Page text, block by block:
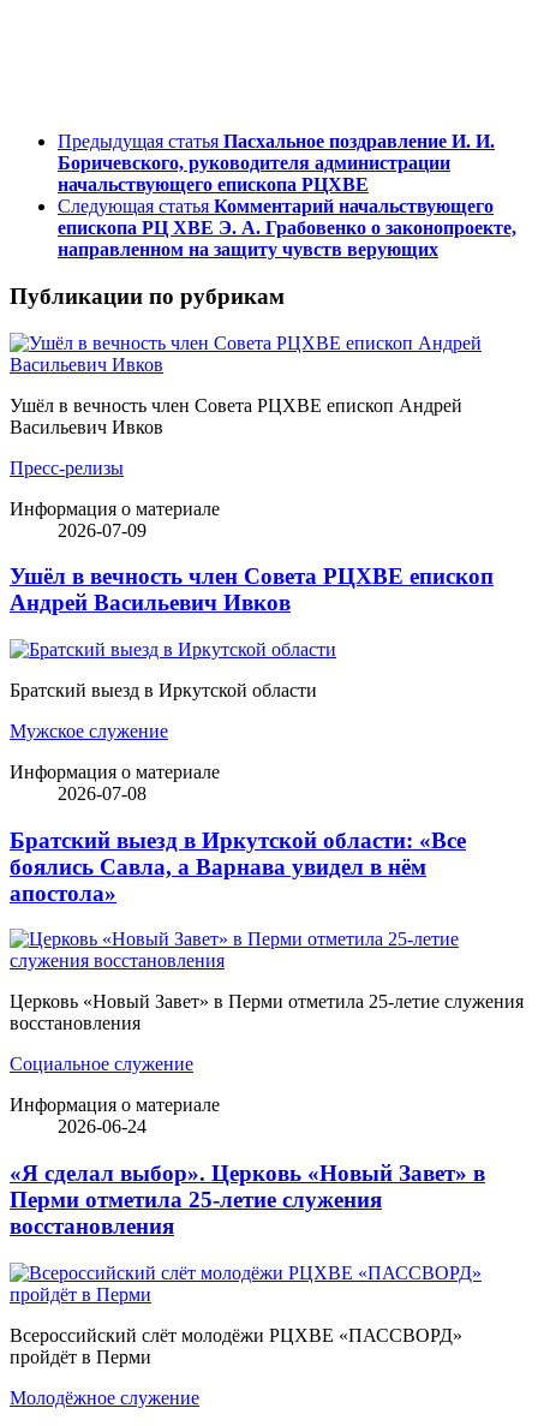
Предыдущая статья Пасхальное поздравление И. И.
Боричевского, руководителя администрации
начальствующего епископа РЦХВЕ
Следующая статья Комментарий начальствующего
епископа РЦ ХВЕ Э. А. Грабовенко о законопроекте,
направленном на защиту чувств верующих
Публикации по рубрикам
Ушёл в вечность член Совета РЦХВЕ епископ Андрей
Васильевич Ивков
Пресс-релизы
Информация о материале
2026-07-09
Ушёл в вечность член Совета РЦХВЕ епископ
Андрей Васильевич Ивков
Братский выезд в Иркутской области
Мужское служение
Информация о материале
2026-07-08
Братский выезд в Иркутской области: «Все
боялись Савла, а Варнава увидел в нём
апостола»
Церковь «Новый Завет» в Перми отметила 25-летие служения
восстановления
Социальное служение
Информация о материале
2026-06-24
«Я сделал выбор». Церковь «Новый Завет» в
Перми отметила 25-летие служения
восстановления
Всероссийский слёт молодёжи РЦХВЕ «ПАССВОРД»
пройдёт в Перми
Молодёжное служение